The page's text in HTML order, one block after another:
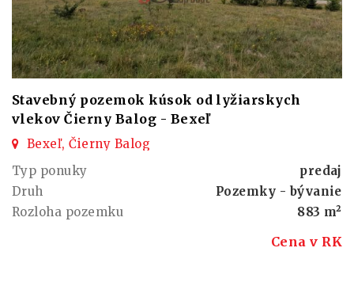
Stavebný pozemok kúsok od lyžiarskych
vlekov Čierny Balog - Bexeľ
Bexeľ, Čierny Balog
Typ ponuky
predaj
Druh
Pozemky - bývanie
Rozloha pozemku
883 m²
Cena v RK